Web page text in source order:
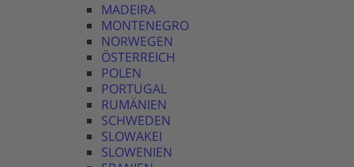
MADEIRA
MONTENEGRO
NORWEGEN
ÖSTERREICH
POLEN
PORTUGAL
RUMÄNIEN
SCHWEDEN
SLOWAKEI
SLOWENIEN